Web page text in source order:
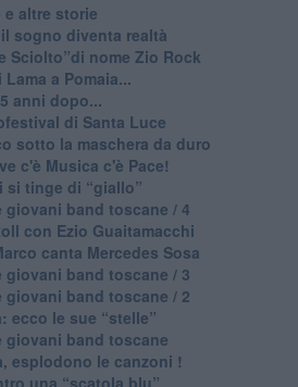
e altre storie
sogno diventa realtà
Sciolto”di nome Zio Rock
a Pomaia...
anni dopo...
di Santa Luce
sotto la maschera da duro
c'è Musica c'è Pace!
si tinge di “giallo”
band toscane / 4
con Ezio Guaitamacchi
canta Mercedes Sosa
band toscane / 3
band toscane / 2
ecco le sue “stelle”
giovani band toscane
esplodono le canzoni !
una “scatola blu”